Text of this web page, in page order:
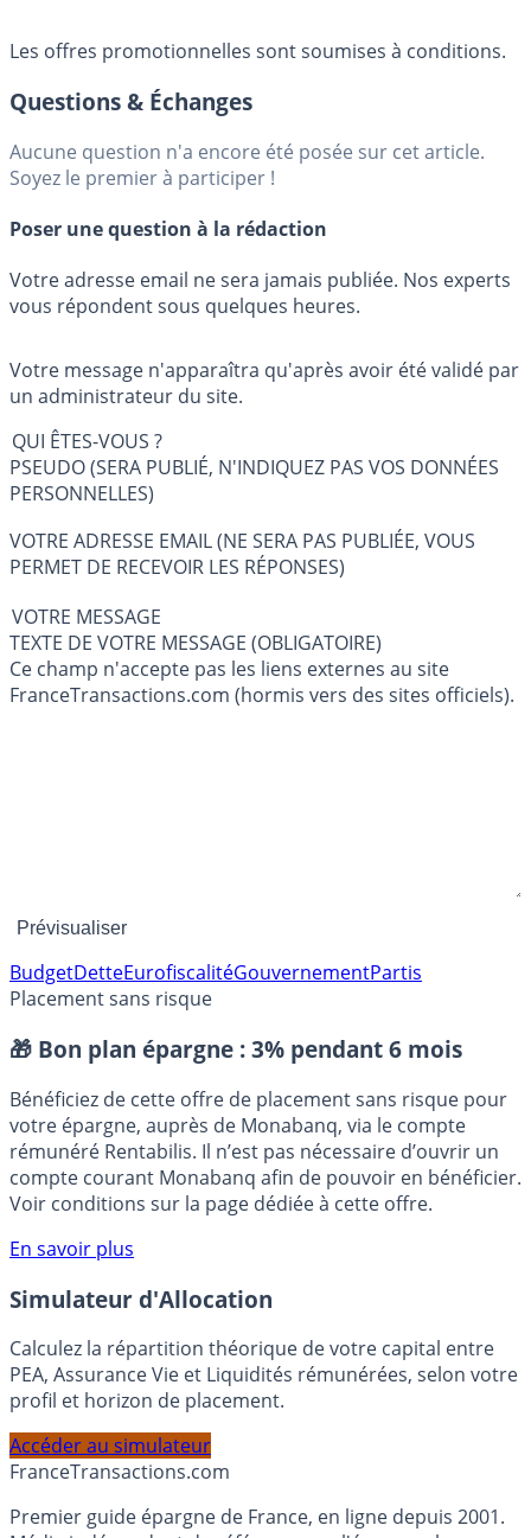
Les offres promotionnelles sont soumises à conditions.
Questions & Échanges
Aucune question n'a encore été posée sur cet article.
Soyez le premier à participer !
Poser une question à la rédaction
Votre adresse email ne sera jamais publiée. Nos experts
vous répondent sous quelques heures.
Votre message n'apparaîtra qu'après avoir été validé par
un administrateur du site.
QUI ÊTES-VOUS ?
PSEUDO (SERA PUBLIÉ, N'INDIQUEZ PAS VOS DONNÉES
PERSONNELLES)
VOTRE ADRESSE EMAIL (NE SERA PAS PUBLIÉE, VOUS
PERMET DE RECEVOIR LES RÉPONSES)
VOTRE MESSAGE
TEXTE DE VOTRE MESSAGE (OBLIGATOIRE)
Ce champ n'accepte pas les liens externes au site
FranceTransactions.com (hormis vers des sites officiels).
BudgetDetteEurofiscalité
Placement sans risque
🎁 Bon plan épargne : 3% pendant 6 mois
Bénéficiez de cette offre de placement sans risque pour
votre épargne, auprès de Monabanq, via le compte
rémunéré Rentabilis. Il n’est pas nécessaire d’ouvrir un
compte courant Monabanq afin de pouvoir en bénéficier.
Voir conditions sur la page dédiée à cette offre.
En savoir plus
Simulateur d'Allocation
Calculez la répartition théorique de votre capital entre
PEA, Assurance Vie et Liquidités rémunérées, selon votre
profil et horizon de placement.
Accéder au simulateur
FranceTransactions.com